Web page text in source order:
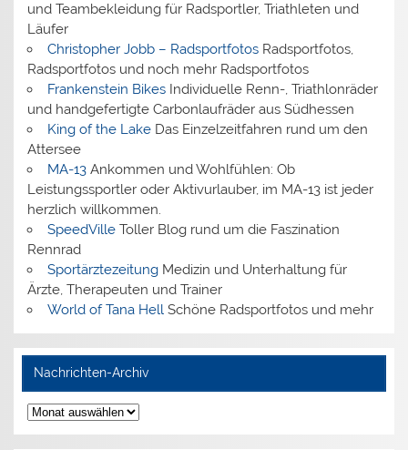
und Teambekleidung für Radsportler, Triathleten und
Läufer
Christopher Jobb – RadsportfotosRadsportfotos,
Radsportfotos und noch mehr Radsportfotos
Frankenstein BikesIndividuelle Renn-, Triathlonräder
und handgefertigte Carbonlaufräder aus Südhessen
King of the LakeDas Einzelzeitfahren rund um den
Attersee
MA-13Ankommen und Wohlfühlen: Ob
Leistungssportler oder Aktivurlauber, im MA-13 ist jeder
herzlich willkommen.
SpeedVilleToller Blog rund um die Faszination
Rennrad
SportärztezeitungMedizin und Unterhaltung für
Ärzte, Therapeuten und Trainer
World of Tana HellSchöne Radsportfotos und mehr
Nachrichten-Archiv
Nachrichten-
Archiv